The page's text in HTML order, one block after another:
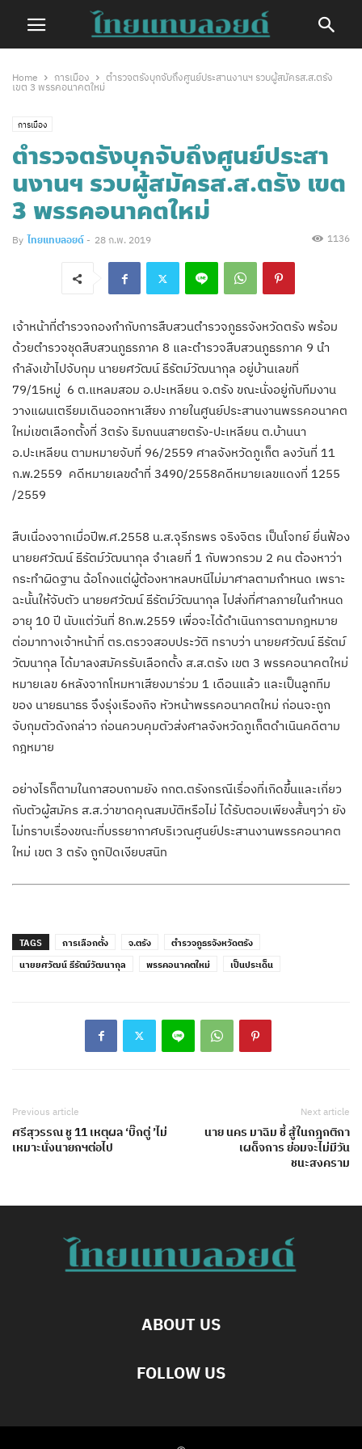
Home การเมือง
ตำรวจตรังบุกจับถึงศูนย์ประสานงานฯ รวบผู้สมัครส.ส.ตรัง
เขต 3 พรรคอนาคตใหม่
การเมือง
ตำรวจตรังบุกจับถึงศูนย์ประสา
นงานฯ รวบผู้สมัครส.ส.ตรัง เขต
3 พรรคอนาคตใหม่
By ไทยแทบลอยด์ - 28 ก.พ. 2019 1136
เจ้าหน้าที่ตำรวจกองกำกับการสืบสวนตำรวจภูธรจังหวัดตรัง พร้อม
ด้วยตำรวจชุดสืบสวนภูธรภาค 8 และตำรวจสืบสวนภูธรภาค 9 นำ
กำลังเข้าไปจับกุม นายยศวัฒน์ ธีรัตม์วัฒนากุล อยู่บ้านเลขที่
79/15หมู่ 6 ต.แหลมสอม อ.ปะเหลียน จ.ตรัง ขณะนั่งอยู่กับทีมงาน
วางแผนเตรียมเดินออกหาเสียง ภายในศูนย์ประสานงานพรรคอนาคต
ใหม่เขตเลือกตั้งที่ 3ตรัง ริมถนนสายตรัง-ปะเหลียน ต.บ้านนา
อ.ปะเหลียน ตามหมายจับที่ 96/2559 ศาลจังหวัดภูเก็ต ลงวันที่ 11
ก.พ.2559 คดีหมายเลขดำที่ 3490/2558คดีหมายเลขแดงที่ 1255
/2559
สืบเนื่องจากเมื่อปีพ.ศ.2558 น.ส.จุรีภรพร จริงจิตร เป็นโจทย์ ยื่นฟ้อง
นายยศวัฒน์ ธีรัตม์วัฒนากุล จำเลยที่ 1 กับพวกรวม 2 คน ต้องหาว่า
กระทำผิดฐาน ฉ้อโกงแต่ผู้ต้องหาหลบหนีไม่มาศาลตามกำหนด เพราะ
ฉะนั้นให้จับตัว นายยศวัฒน์ ธีรัตม์วัฒนากุล ไปส่งที่ศาลภายในกำหนด
อายุ 10 ปี นับแต่วันที่ 8ก.พ.2559 เพื่อจะได้ดำเนินการตามกฎหมาย
ต่อมาทางเจ้าหน้าที่ ตร.ตรวจสอบประวัติ ทราบว่า นายยศวัฒน์ ธีรัตม์
วัฒนากุล ได้มาลงสมัครรับเลือกตั้ง ส.ส.ตรัง เขต 3 พรรคอนาคตใหม่
หมายเลข 6หลังจากโหมหาเสียงมาร่วม 1 เดือนแล้ว และเป็นลูกทีม
ของ นายธนาธร จึงรุ่งเรืองกิจ หัวหน้าพรรคอนาคตใหม่ ก่อนจะถูก
จับกุมตัวดังกล่าว ก่อนควบคุมตัวส่งศาลจังหวัดภูเก็ตดำเนินคดีตาม
กฎหมาย
อย่างไรก็ตามในกาสอบถามยัง กกต.ตรังกรณีเรื่องที่เกิดขึ้นและเกี่ยว
กับตัวผู้สมัคร ส.ส.ว่าขาดคุณสมบัติหรือไม่ ได้รับตอบเพียงสั้นๆว่า ยัง
ไม่ทราบเรื่องขณะที่บรรยากาศบริเวณศูนย์ประสานงานพรรคอนาคต
ใหม่ เขต 3 ตรัง ถูกปิดเงียบสนิท
TAGS การเลือกตั้ง จ.ตรัง
ตำรวจภูธรจังหวัดตรัง
นายยศวัฒน์ ธีรัตม์วัฒนากุล
พรรคอนาคตใหม่ เป็นประเด็น
Previous article
ศรีสุวรรณ ชู 11 เหตุผล ‘บิ๊กตู่ ’ไม่
เหมาะนั่งนายกฯต่อไป
Next article
นาย นคร มาฉิม ชี้ สู้ในกฎกติกา
เผด็จการ ย่อมจะไม่มีวัน
ชนะสงคราม
ABOUT US
FOLLOW US